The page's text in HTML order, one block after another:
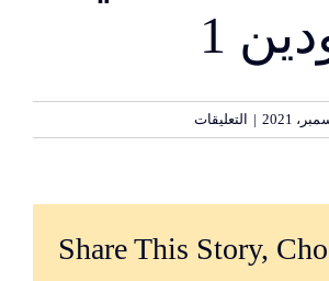
1
| التعليقاتعلى
تعزيز
مغلقة
Share This Story,